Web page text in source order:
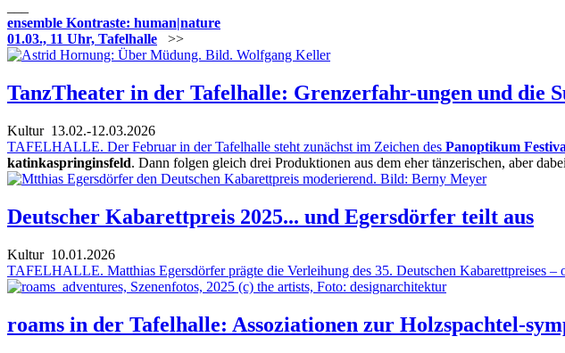
ensemble Kontraste: human|nature
01.03., 11 Uhr, Tafelhalle
>>
TanzTheater in der Tafelhalle: Grenzerfahr-ungen und die
Kultur13.02.-12.03.2026
TAFELHALLE. Der Februar in der Tafelhalle steht zunächst im Zeichen des Panoptikum
katinkaspringinsfeld. Dann folgen gleich drei Produktionen aus dem eher tänzerischen, aber
Deutscher Kabarettpreis 2025... und Egersdörfer teilt aus
Kultur10.01.2026
TAFELHALLE. Matthias Egersdörfer prägte die Verleihung des 35. Deutschen Kabarettpreises –
roams in der Tafelhalle: Assoziationen zur Holzspachtel-